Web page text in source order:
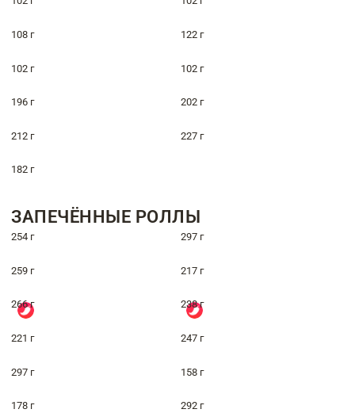
108 г 122 г
102 г 102 г
196 г 202 г
212 г 227 г
182 г
ЗАПЕЧЁННЫЕ РОЛЛЫ
254 г 297 г
259 г 217 г
266 г 238 г
221 г 247 г
297 г 158 г
178 г 292 г